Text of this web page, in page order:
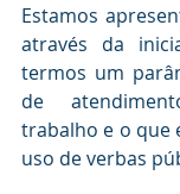
Estamos
através da
termos um
de
trabalho e o que
uso de verbas